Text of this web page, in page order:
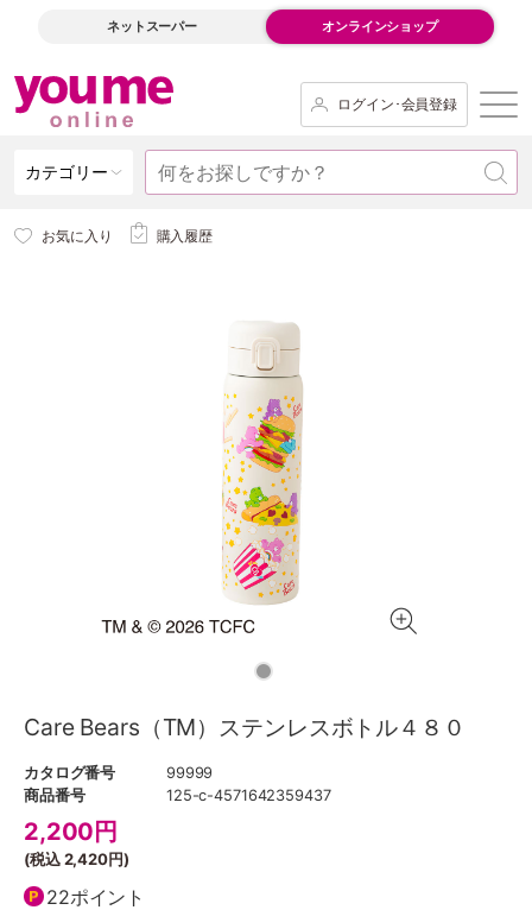
ネットスーパー オンラインショップ
ログイン･会員登録
カテゴリー
お気に入り 購入履歴
Care Bears（TM）ステンレスボトル４８０
カタログ番号
99999
商品番号
125-c-4571642359437
2,200 円
(税込2,420円)
22ポイント